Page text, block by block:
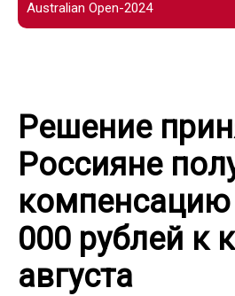
Australian Open-2024
Решение
Россияне
компенсацию
000 рублей к
августа